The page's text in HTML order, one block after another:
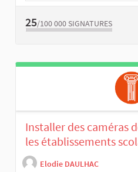
25/100 000 SIGNATURES
Installer des caméras
les établissements
Elodie DAULHAC